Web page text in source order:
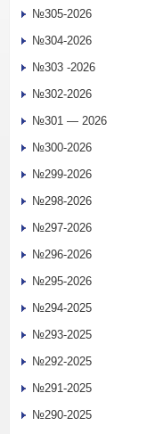
№305-2026
№304-2026
№303 -2026
№302-2026
№301 — 2026
№300-2026
№299-2026
№298-2026
№297-2026
№296-2026
№295-2026
№294-2025
№293-2025
№292-2025
№291-2025
№290-2025